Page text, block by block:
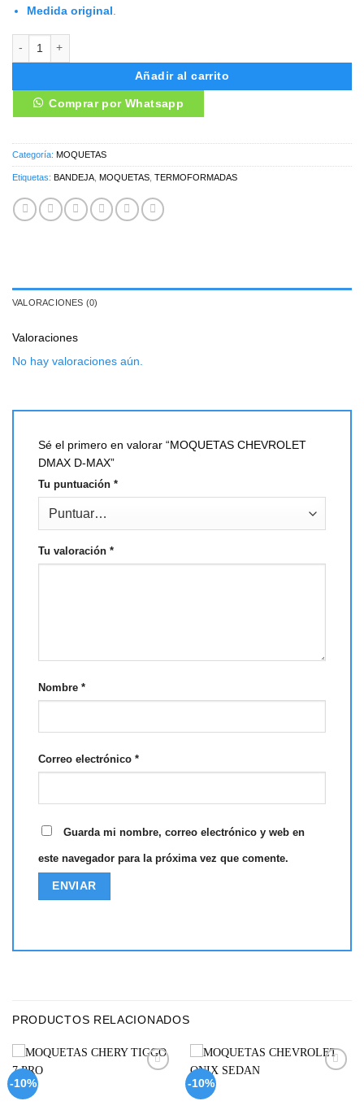
Medida original
Añadir al carrito
Comprar por Whatsapp
Categoría: MOQUETAS
Etiquetas: BANDEJA MOQUETAS TERMOFORMADAS
VALORACIONES (0)
Valoraciones
No hay valoraciones aún.
Sé el primero en valorar “MOQUETAS CHEVROLET
DMAX D-MAX”
Tu puntuación *
Tu valoración *
Nombre *
Correo electrónico *
Guarda mi nombre, correo electrónico y web en
este navegador para la próxima vez que comente.
PRODUCTOS RELACIONADOS
-10% -10%